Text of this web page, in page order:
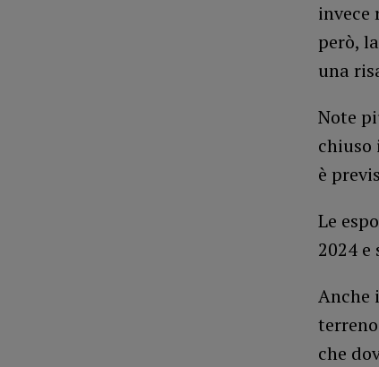
invece
però,
una
Note
chiuso
è
Le
2024
Anche
che